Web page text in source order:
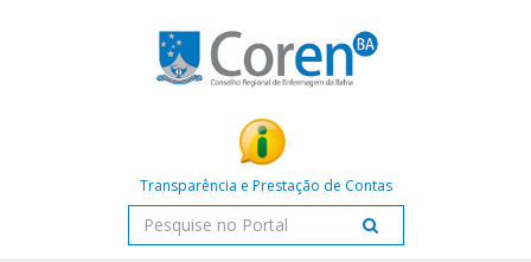
Transparência e Prestação de Contas